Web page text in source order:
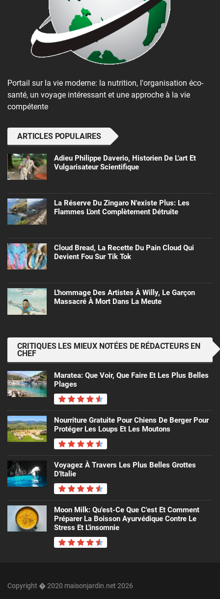
Portail sur la vie moderne: la nutrition, l'organisation éco-
santé, un voyage intéressant et une approche à la vie
compétente
ARTICLES POPULAIRES
Adieu Philippe Daverio, Historien De L'art Et
Vulgarisateur Scientifique
La Réserve Du Zingaro N'existe Plus: Les
Flammes L'ont Complètement Détruite
Cloud Bread, La Recette Du Pain Cloud Qui
Devient Fou Sur Tik Tok
L'hommage Des Artistes À Willy, Le Garçon
Massacré À Mort Dans La Meute
CRITIQUES LES MIEUX NOTÉES DE RÉDACTEURS EN
CHEF
Maratea: Que Voir, Que Faire Et Les Plus Belles
Plages
Nourriture Gratuite Pour Chiens De Berger Pour
Protéger Les Loups Et Les Moutons
Voyagez À Travers Les Plus Belles Grottes
D'Italie
Moon Milk: Qu'est-Ce Que C'est Et Comment
Préparer La Boisson Ayurvédique Contre Le
Stress Et L'insomnie
Copyright � 2020 maisonjardin.net 2026